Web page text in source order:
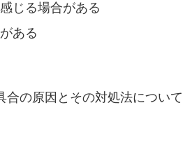
じる場合がある
ある
合の原因とその対処法について